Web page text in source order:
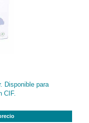
Disponible para
CIF.